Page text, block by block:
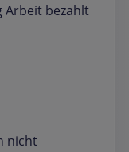
Arbeit bezahlt
nicht